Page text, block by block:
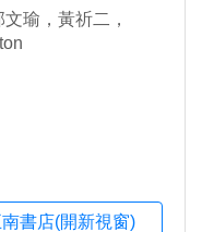
瑜，黃祈二，
南書店(開新視窗)